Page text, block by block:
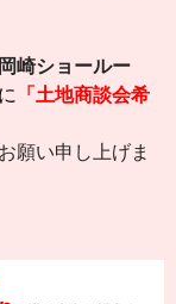
岡崎ショールー
「土地商談会希
願い申し上げま